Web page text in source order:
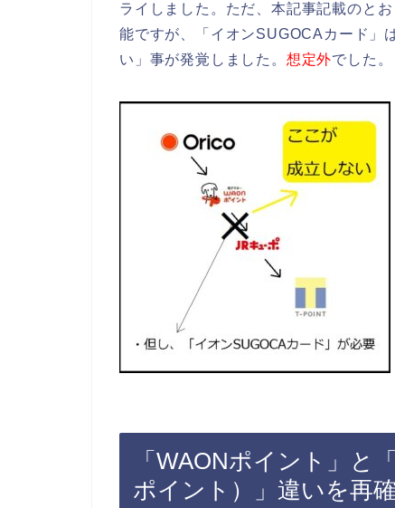
ライしました。ただ、本記事記載のと
能ですが、「イオンSUGOCAカード」
い」事が発覚しました。 想定外でした。
「WAONポイント」と
ポイント）」違いを再